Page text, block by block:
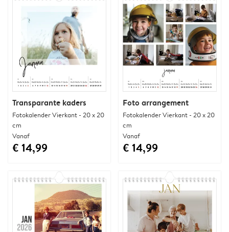
Transparante kaders
Fotokalender Vierkant - 20 x 20
cm
Vanaf
€ 14,99
Foto arrangement
Fotokalender Vierkant - 20 x 20
cm
Vanaf
€ 14,99